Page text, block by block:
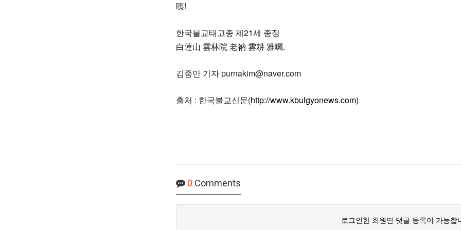
咦!
한국불교태고종 제21세 종정
白蓮山 雲林院 老衲 雲耕 雅囑.
김종만 기자 purnakim@naver.com
출처 : 한국불교신문(http://www.kbulgyonews.com)
0 Comments
로그인한 회원만 댓글 등록이 가능합